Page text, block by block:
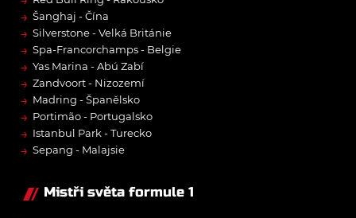
→ Šanghaj - Čína
→ Silverstone - Velká Británie
→ Spa-Francorchamps - Belgie
→ Yas Marina - Abú Zabí
→ Zandvoort - Nizozemí
→ Madring - Španělsko
→ Portimão - Portugalsko
→ Istanbul Park - Turecko
→ Sepang - Malajsie
Mistři světa formule 1